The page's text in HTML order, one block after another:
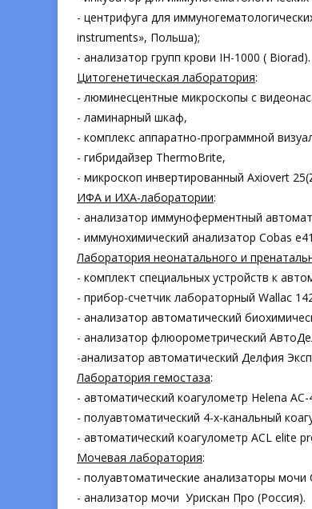
- центрифуга для
instruments», Польша);
- анализатор групп крови IH-1000 ( Biorad).
Цитогенетическая лаборатория:
- люминесцентные микроскопы с
- ламинарный шкаф,
- комплекс аппаратно-программной
- гибридайзер ThermoBrite,
- микроскоп инвертированный Axiovert
ИФА и ИХА-лаборатории:
- анализатор иммуноферментный
- иммунохимический анализатор Сobas
Лаборатория неонатального и
- комплект специальных устройств к
- прибор-счетчик лабораторный Wallac
- анализатор автоматический
- анализатор флюорометрический
-анализатор автоматический Делфия
Лаборатория гемостаза:
- автоматический коагулометр Helena AC-
- полуавтоматический 4-х-канальный
- автоматический коагулометр ACL elite
Мочевая лаборатория:
- полуавтоматические анализаторы мочи
- анализатор мочи Урискан Про (Россия).